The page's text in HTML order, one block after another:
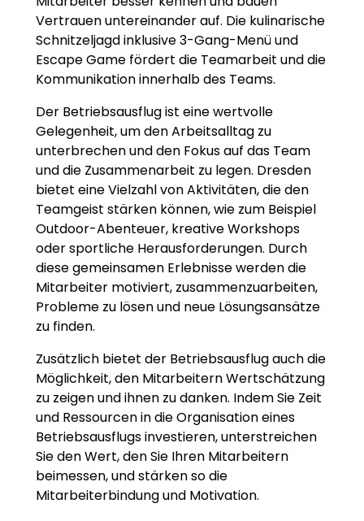
Vertrauen untereinander auf. Die kulinarische
Schnitzeljagd inklusive 3-Gang-Menü und
Escape Game fördert die Teamarbeit und die
Kommunikation innerhalb des Teams.
Der Betriebsausflug ist eine wertvolle
Gelegenheit, um den Arbeitsalltag zu
unterbrechen und den Fokus auf das Team
und die Zusammenarbeit zu legen. Dresden
bietet eine Vielzahl von Aktivitäten, die den
Teamgeist stärken können, wie zum Beispiel
Outdoor-Abenteuer, kreative Workshops
oder sportliche Herausforderungen. Durch
diese gemeinsamen Erlebnisse werden die
Mitarbeiter motiviert, zusammenzuarbeiten,
Probleme zu lösen und neue Lösungsansätze
zu finden.
Zusätzlich bietet der Betriebsausflug auch die
Möglichkeit, den Mitarbeitern Wertschätzung
zu zeigen und ihnen zu danken. Indem Sie Zeit
und Ressourcen in die Organisation eines
Betriebsausflugs investieren, unterstreichen
Sie den Wert, den Sie Ihren Mitarbeitern
beimessen, und stärken so die
Mitarbeiterbindung und Motivation.